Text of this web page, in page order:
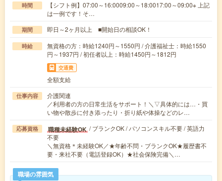
時間
【シフト例】07:00～16:0009:00～18:0017:00～09:00※ 上記
は一例です！そ…
期間 即日～2ヶ月以上 ■開始日の相談OK！
時給
無資格の方：時給1240円～1550円 / 介護福祉士：時給1550
円～1937円 / 初任者以上：時給1450円～1812円
交通費
全額支給
仕事内容
介護関連
／利用者の方の日常生活をサポート！＼▽具体的には…・買
い物や散歩に付き添ったり・折り紙や体操などのレ…
応募資格 職種未経験OK / ブランクOK / パソコンスキル不要 / 英語力
不要
＼無資格＊未経験OK／★年齢不問・ブランクOK★履歴書不
要・来社不要（電話登録OK）★社会保険完備＼…
職場の雰囲気